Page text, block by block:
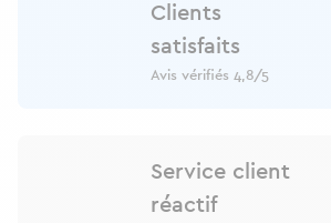
Clients
satisfaits
Avis vérifiés 4,8/5
Service client
réactif